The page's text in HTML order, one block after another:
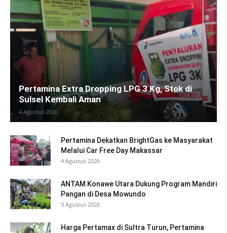
Pertamina Extra Dropping LPG 3 Kg, Stok di
Sulsel Kembali Aman
4 Agustus 2026
Pertamina Dekatkan BrightGas ke Masyarakat
Melalui Car Free Day Makassar
4 Agustus 2026
ANTAM Konawe Utara Dukung Program Mandiri
Pangan di Desa Mowundo
3 Agustus 2026
Harga Pertamax di Sultra Turun, Pertamina